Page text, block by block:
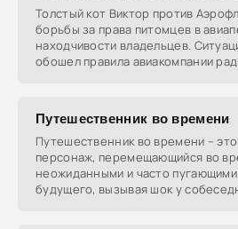
Толстый кот Виктор против
борьбы за права питомцев в
находчивости владельцев.
обошел правила авиакомпании
Путешественник во времени
Путешественник во времени –
персонаж, перемещающийся во
неожиданными и часто
будущего, вызывая шок у